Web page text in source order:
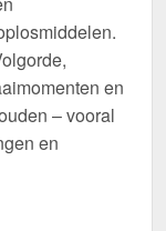
en
– vooral
en